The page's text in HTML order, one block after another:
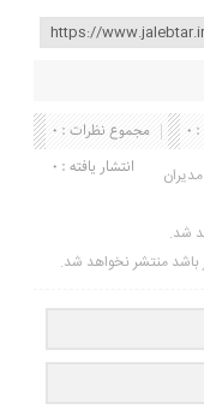
مجموع نظرات : 0
انتشار یافته : 0
شد.
باشد منتشر نخواهد شد.